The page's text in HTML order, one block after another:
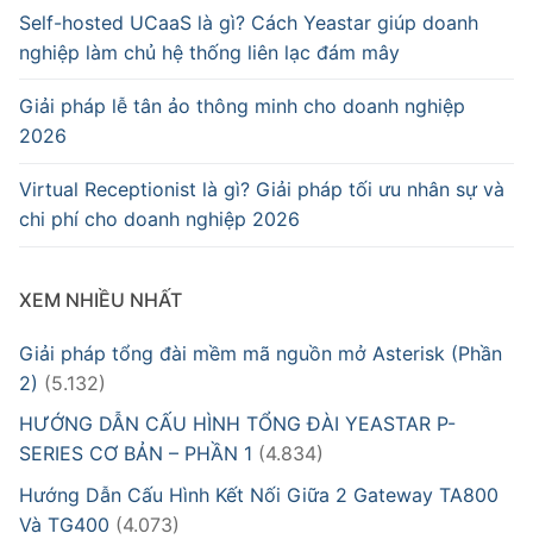
Self-hosted UCaaS là gì? Cách Yeastar giúp doanh
nghiệp làm chủ hệ thống liên lạc đám mây
Giải pháp lễ tân ảo thông minh cho doanh nghiệp
2026
Virtual Receptionist là gì? Giải pháp tối ưu nhân sự và
chi phí cho doanh nghiệp 2026
XEM NHIỀU NHẤT
Giải pháp tổng đài mềm mã nguồn mở Asterisk (Phần
2) (5.132)
HƯỚNG DẪN CẤU HÌNH TỔNG ĐÀI YEASTAR P-
SERIES CƠ BẢN – PHẦN 1 (4.834)
Hướng Dẫn Cấu Hình Kết Nối Giữa 2 Gateway TA800
Và TG400 (4.073)